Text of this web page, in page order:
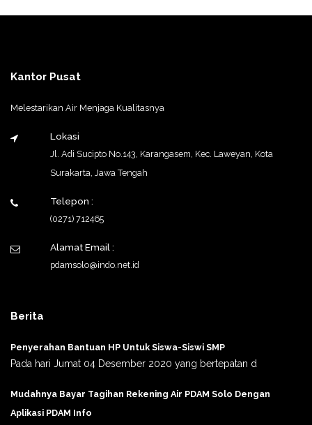
Kantor Pusat
Melestarikan Air Menjaga Kualitasnya
Lokasi
Jl. Adi Sucipto No.143, Karangasem, Kec. Laweyan, Kota
Surakarta, Jawa Tengah
Telepon :
(0271) 712465
Alamat Email :
pdamsolo@indo.net.id
Berita
Penyerahan Bantuan HP Untuk Siswa-Siswi SMP
Pada hari Jumat 04 Desember 2020 yang bertepatan d
Mudahnya Bayar Tagihan Rekening Air PDAM Solo Dengan
Aplikasi PDAM Info